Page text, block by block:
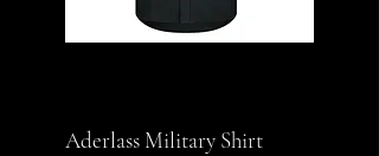
Aderlass Military Shirt